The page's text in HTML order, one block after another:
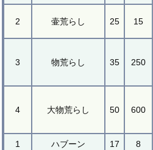
2 壷荒らし 25 15
3 物荒らし 35 250
4 大物荒らし 50 600
1 ハブーン 17 8